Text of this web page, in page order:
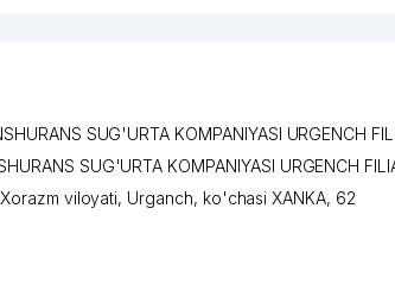
SUG'URTA KOMPANIYASI URGENCH
SUG'URTA KOMPANIYASI URGENCH
Xorazm viloyati, Urganch, ko'chasi XANKA, 62